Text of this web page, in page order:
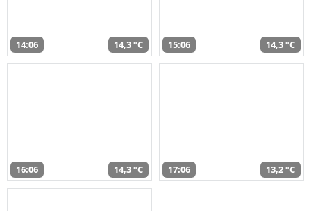
14:06 14,3 °C 15:06 14,3 °C
16:06 14,3 °C 17:06 13,2 °C